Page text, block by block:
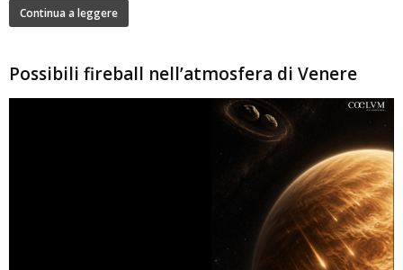
Continua a leggere
Possibili fireball nell’atmosfera di Venere